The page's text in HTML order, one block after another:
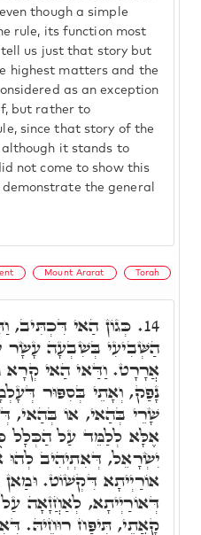
though a simple
rule, its function most
us just that story but
highest matters and the
as an exception
but rather to
since that story of the
although it stands to
not come to show this
the general
Mount Ararat Torah
14. כְּגוֹן הַאי דִּכְתִּיב,
הַשְּׁבִיעִי בְּשִׁבְעָה עָשָׂר
אֲרָרָט. וַדַּאי הַאי קְרָא
נָפַק, וְאָתֵי בְּסִפּוּר
שָׁרֵי בְּהַאי, אוֹ בְּהַאי,
אֶלָּא לְלַמֵּד עַל הַכְּלָל
יִשְׂרָאֵל, דְּאִתְיְהִיב לְהוּ
אוֹרַיְיתָא דִּקְשׁוֹט.
דְּאוֹרַיְיתָא, לְאַחֲזָאָה
קָאֲתֵי, תִּיפַּח רוּחֵיהּ.